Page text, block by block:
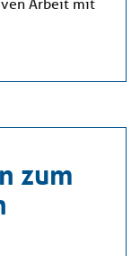
Arbeit mit
zum